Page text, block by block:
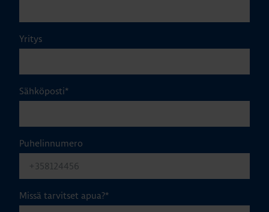
Yritys
Sähköposti*
Puhelinnumero
Missä tarvitset apua?*